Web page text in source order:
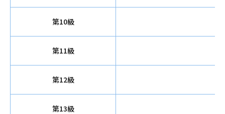
第10級
第11級
第12級
第13級